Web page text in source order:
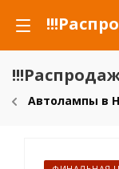
Автолампы в